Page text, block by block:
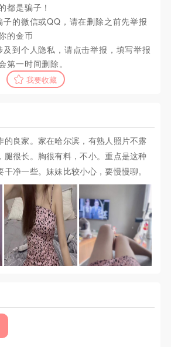
都是骗子！
的微信或QQ，请在删除之前先举报
的金币
到个人隐私，请点击举报，填写举报
第一时间删除。
我要收藏
的良家。家在哈尔滨，有熟人照片不露
腿很长。胸很有料，不小。重点是这种
净一些。妹妹比较小心，要慢慢聊。